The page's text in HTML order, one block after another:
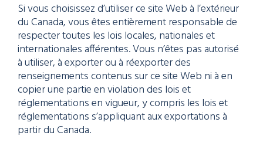
Si vous choisissez d’utiliser ce site Web à l’extérieur
du Canada, vous êtes entièrement responsable de
respecter toutes les lois locales, nationales et
internationales afférentes. Vous n’êtes pas autorisé
à utiliser, à exporter ou à réexporter des
renseignements contenus sur ce site Web ni à en
copier une partie en violation des lois et
réglementations en vigueur, y compris les lois et
réglementations s’appliquant aux exportations à
partir du Canada.